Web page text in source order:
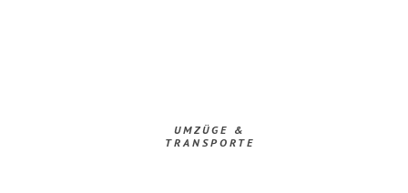
UMZÜGE &
TRANSPORTE